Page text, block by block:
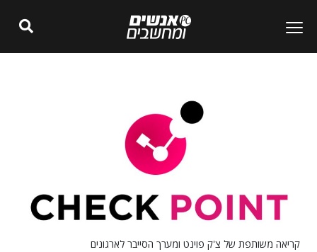
קריאה משותפת של צ'ק פוינט ומערך הסייבר לארגונים